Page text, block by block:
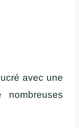
avec une